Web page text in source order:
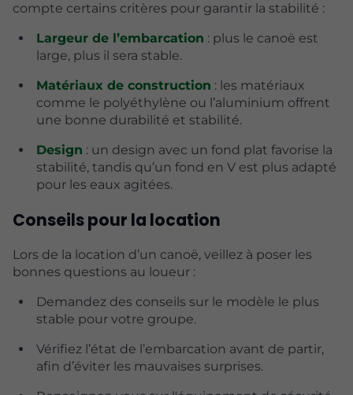
compte certains critères pour garantir la stabilité :
Largeur de l’embarcation : plus le canoë est
large, plus il sera stable.
Matériaux de construction : les matériaux
comme le polyéthylène ou l’aluminium offrent
une bonne durabilité et stabilité.
Design : un design avec un fond plat favorise la
stabilité, tandis qu’un fond en V est plus adapté
pour les eaux agitées.
Conseils pour la location
Lors de la location d’un canoë, veillez à poser les
bonnes questions au loueur :
Demandez des conseils sur le modèle le plus
stable pour votre groupe.
Vérifiez l’état de l’embarcation avant de partir,
afin d’éviter les mauvaises surprises.